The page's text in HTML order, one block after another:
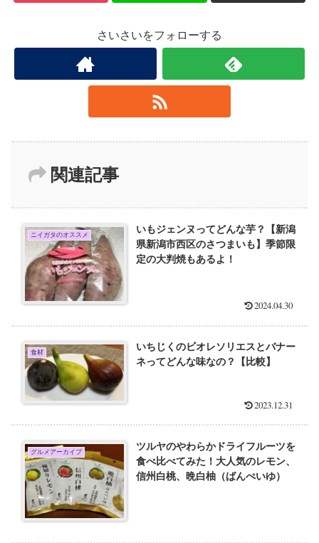
さいさいをフォローする
関連記事
ニイガタのオススメ
いもジェンヌってどんな芋？【新潟
県新潟市西区のさつまいも】季節限
定の大判焼もあるよ！
2024.04.30
食材
いちじくのビオレソリエスとバナー
ネってどんな味なの？【比較】
2023.12.31
グルメアーカイブ
ツルヤのやわらかドライフルーツを
食べ比べてみた！大人気のレモン、
信州白桃、晩白柚（ばんぺいゆ）